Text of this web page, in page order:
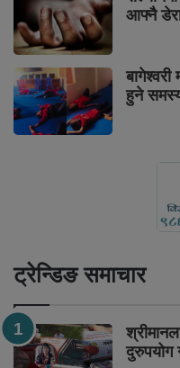
आफ्नै
बागेश्वरी
हुने
ट्रेन्डिङ समाचार
दुरुपयोग